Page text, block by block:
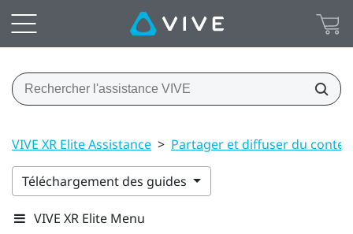
VIVE XR Elite Assistance > Partager et diffuser du
Téléchargement des guides
VIVE XR Elite Menu